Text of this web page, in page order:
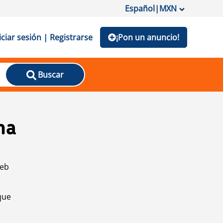
Español|MXN
sesión | Registrarse ¡Pon un anuncio!
Buscar